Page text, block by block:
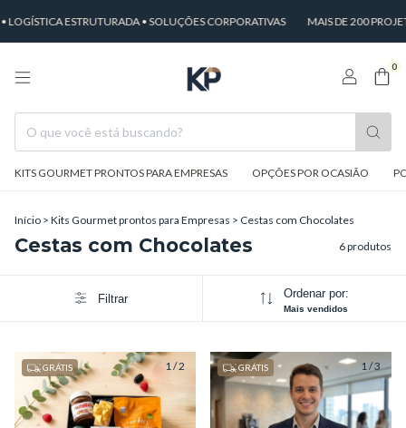
ESTRUTURADA • SOLUÇÕES CORPORATIVAS MAIS DE 200
0
KITS GOURMET PRONTOS PARA EMPRESAS OPÇÕES POR OCASIÃO
Início > Kits Gourmet prontos para Empresas > Cestas com Chocolates
Cestas com Chocolates 6 produtos
Filtrar Ordenar por:
Mais vendidos
1/2
GRÁTIS 1/3
GRÁTIS